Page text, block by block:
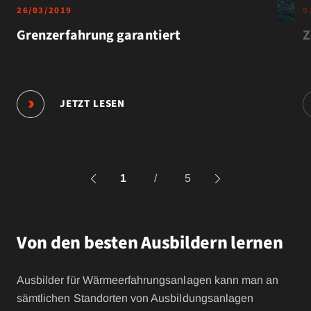
26/03/2019
Grenzerfahrung garantiert
JETZT LESEN
1 / 5
Von den besten Ausbildern lernen
Ausbilder für Wärmeerfahrungsanlagen kann man an
sämtlichen Standorten von Ausbildungsanlagen